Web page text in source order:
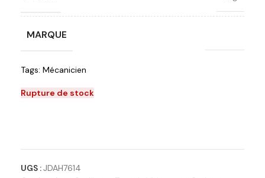
MARQUE
Tags: Mécanicien
Rupture de stock
UGS :JDAH7614